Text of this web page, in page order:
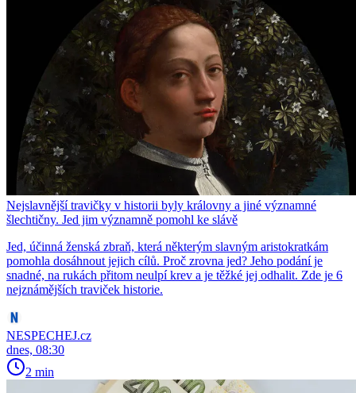
Nejslavnější travičky v historii byly královny a jiné významné
šlechtičny. Jed jim významně pomohl ke slávě
Jed, účinná ženská zbraň, která některým slavným aristokratkám
pomohla dosáhnout jejich cílů. Proč zrovna jed? Jeho podání je
snadné, na rukách přitom neulpí krev a je těžké jej odhalit. Zde je 6
nejznámějších traviček historie.
NESPECHEJ.cz
dnes, 08:30
2 min